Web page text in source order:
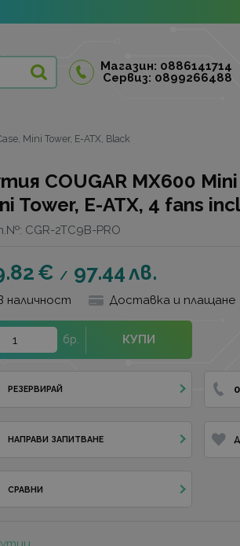
Магазин: 0886141714
Сервиз: 0899266488
Mini Tower, E-ATX, Black
COUGAR MX600 Mini
Tower, E-ATX, 4 fans
CGR-2TC9B-PRO
€ / 97.44лв.
наличност Доставка и плащане
бр. КУПИ
РЕЗЕРВИРАЙ
НАПРАВИ ЗАПИТВАНЕ
СРАВНИ